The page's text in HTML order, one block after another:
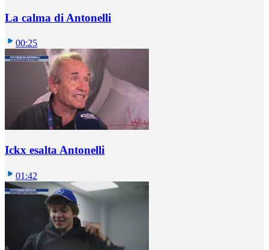
La calma di Antonelli
00:25
Ickx esalta Antonelli
01:42